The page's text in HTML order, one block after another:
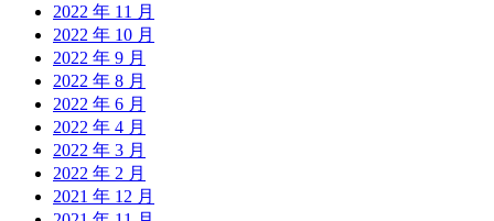
2022 年 11 月
2022 年 10 月
2022 年 9 月
2022 年 8 月
2022 年 6 月
2022 年 4 月
2022 年 3 月
2022 年 2 月
2021 年 12 月